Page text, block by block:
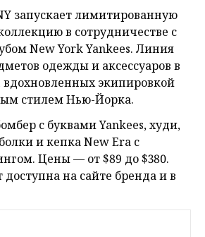
запускает лимитированную
в сотрудничестве с
New York Yankees. Линия
одежды и аксессуаров в
экипировкой
стилем Нью-Йорка.
с буквами Yankees, худи,
и кепка New Era с
Цены — от $89 до $380.
на сайте бренда и в